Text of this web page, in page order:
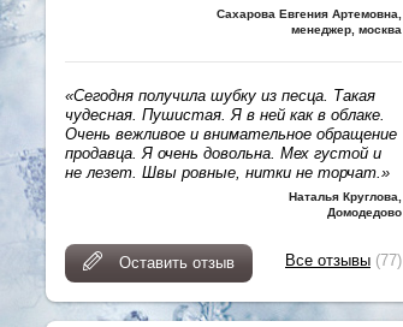
Сахарова Евгения Артемовна
менеджер, москва
«Сегодня получила шубку из песца. Такая
чудесная. Пушистая. Я в ней как в облаке.
Очень вежливое и внимательное обращение
продавца. Я очень довольна. Мех густой и
не лезет. Швы ровные, нитки не торчат.»
Наталья Круглова
Домодедово
Оставить отзыв Все отзывы (77)